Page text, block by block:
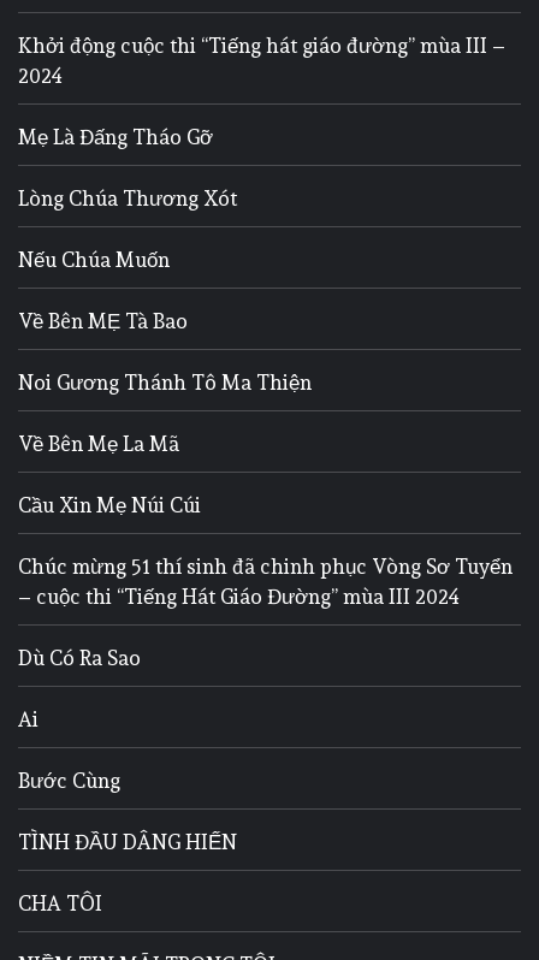
Khởi động cuộc thi “Tiếng hát giáo đường” mùa III –
2024
Mẹ Là Đấng Tháo Gỡ
Lòng Chúa Thương Xót
Nếu Chúa Muốn
Về Bên MẸ Tà Bao
Noi Gương Thánh Tô Ma Thiện
Về Bên Mẹ La Mã
Cầu Xin Mẹ Núi Cúi
Chúc mừng 51 thí sinh đã chinh phục Vòng Sơ Tuyển
– cuộc thi “Tiếng Hát Giáo Đường” mùa III 2024
Dù Có Ra Sao
Ai
Bước Cùng
TÌNH ĐẦU DÂNG HIẾN
CHA TÔI